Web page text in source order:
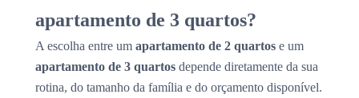
apartamento de 3 quartos?
A escolha entre um apartamento de 2 quartos e um
apartamento de 3 quartos depende diretamente da sua
rotina, do tamanho da família e do orçamento disponível.